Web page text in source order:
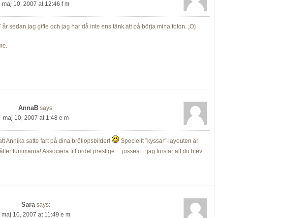
maj 10, 2007 at 12:46 f m
sedan jag gifte och jag har då inte ens tänk att på börja mina foton. ;O)
AnnaB says:
maj 10, 2007 at 1:48 e m
Annika satte fart på dina bröllopsbilder!
Speciellt ”kyssar”-layouten är
tummarna! Associera till ordet prestige… jösses… jag förstår att du blev
Sara says:
maj 10, 2007 at 11:49 e m